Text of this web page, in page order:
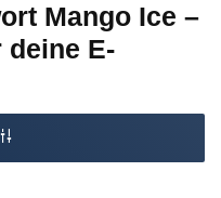
Mango Ice –
E-